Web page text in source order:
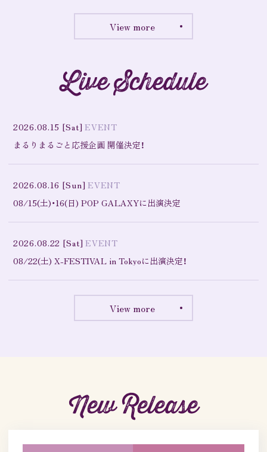
View more
Live Schedule
2026.08.15 [Sat] EVENT
まるりまるごと応援企画 開催決定！
2026.08.16 [Sun] EVENT
08/15(土)・16(日) POP GALAXYに出演決定
2026.08.22 [Sat] EVENT
08/22(土) X-FESTIVAL in Tokyoに出演決定！
View more
New Release